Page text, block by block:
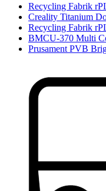
Recycling Fabrik
Creality Titanium
Recycling Fabrik
BMCU-370 Multi
Prusament PVB